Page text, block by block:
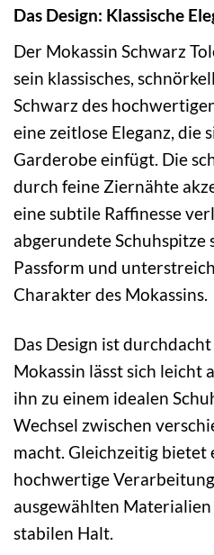
Das Design: Klassische
Der Mokassin Schwarz
sein klassisches,
Schwarz des
eine zeitlose Eleganz, die
Garderobe einfügt. Die
durch feine Ziernähte
eine subtile Raffinesse
abgerundete
Passform und
Charakter des Mokassins.
Das Design ist
Mokassin lässt sich leicht
ihn zu einem idealen
Wechsel zwischen
macht. Gleichzeitig bietet
hochwertige
ausgewählten
stabilen Halt.